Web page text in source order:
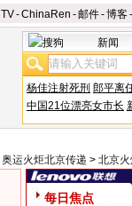
TV-ChinaRen -邮件-博客-
新闻
杨佳注射死刑 郎平离
中国21位漂亮女市长
奥运火炬北京传递 > 北京
每日焦点